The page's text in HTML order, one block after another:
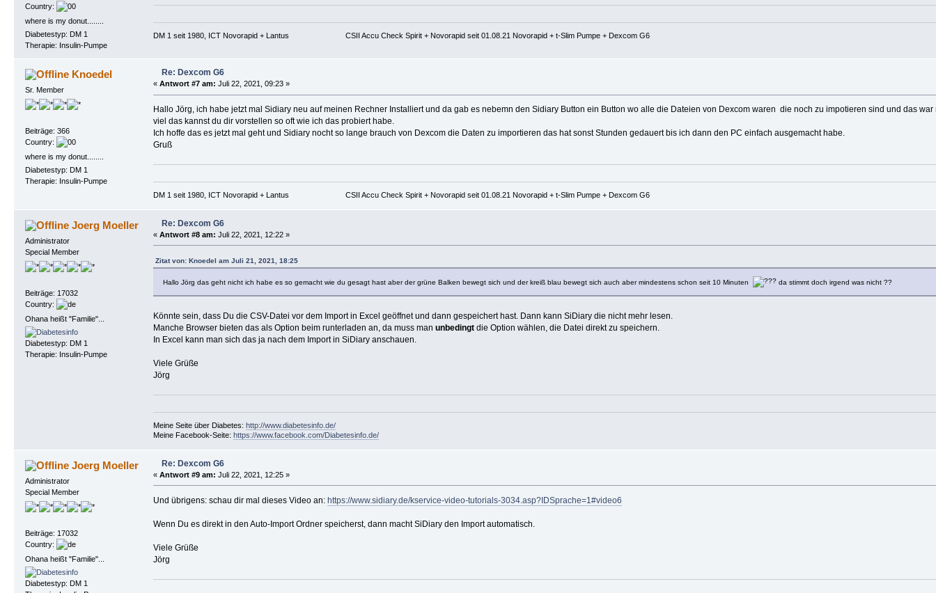
Country:
where is my donut........
Diabetestyp: DM 1
Therapie: Insulin-Pumpe
DM 1 seit 1980, ICT Novorapid + Lantus CSII Accu Check Spirit + Novorapid seit 01.08.21 Novorapid + t-Slim Pumpe + Dexcom G6
Knoedel
Sr. Member
Beiträge: 366
Country:
where is my donut........
Diabetestyp: DM 1
Therapie: Insulin-Pumpe
Re: Dexcom G6
« Antwort #7 am: Juli 22, 2021, 09:23 »
Hallo Jörg, ich habe jetzt mal Sidiary neu auf meinen Rechner Installiert und da gab es nebemn den Sidiary Button ein Button wo alle die Dateien von Dexcom waren die noch zu impotieren sind und das war
viel das kannst du dir vorstellen so oft wie ich das probiert habe.
Ich hoffe das es jetzt mal geht und Sidiary nocht so lange brauch von Dexcom die Daten zu importieren das hat sonst Stunden gedauert bis ich dann den PC einfach ausgemacht habe.
Gruß
DM 1 seit 1980, ICT Novorapid + Lantus CSII Accu Check Spirit + Novorapid seit 01.08.21 Novorapid + t-Slim Pumpe + Dexcom G6
Joerg Moeller
Administrator
Special Member
Beiträge: 17032
Country:
Ohana heißt "Familie"...
Diabetestyp: DM 1
Therapie: Insulin-Pumpe
Re: Dexcom G6
« Antwort #8 am: Juli 22, 2021, 12:22 »
Zitat von: Knoedel am Juli 21, 2021, 18:25
Hallo Jörg das geht nicht ich habe es so gemacht wie du gesagt hast aber der grüne Balken bewegt sich und der kreiß blau bewegt sich auch aber mindestens schon seit 10 Minuten da stimmt doch irgend was nicht ??
Könnte sein, dass Du die CSV-Datei vor dem Import in Excel geöffnet und dann gespeichert hast. Dann kann SiDiary die nicht mehr lesen.
Manche Browser bieten das als Option beim runterladen an, da muss man unbedingt die Option wählen, die Datei direkt zu speichern.
In Excel kann man sich das ja nach dem Import in SiDiary anschauen.
Viele Grüße
Jörg
Meine Seite über Diabetes: http://www.diabetesinfo.de/
Meine Facebook-Seite: https://www.facebook.com/Diabetesinfo.de/
Joerg Moeller
Administrator
Special Member
Beiträge: 17032
Country:
Ohana heißt "Familie"...
Diabetestyp: DM 1
Re: Dexcom G6
« Antwort #9 am: Juli 22, 2021, 12:25 »
Und übrigens: schau dir mal dieses Video an: https://www.sidiary.de/kservice-video-tutorials-3034.asp?IDSprache=1#video6
Wenn Du es direkt in den Auto-Import Ordner speicherst, dann macht SiDiary den Import automatisch.
Viele Grüße
Jörg